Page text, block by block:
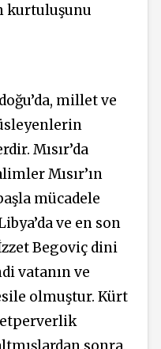
kurtuluşunu
millet ve
Mısır’da
Mısır’ın
mücadele
ve en son
Begoviç dini
vatanın ve
olmuştur. Kürt